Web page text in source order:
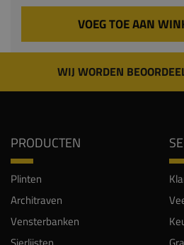
VOEG TOE AAN
WIJ WORDEN
PRODUCTEN
Plinten
Architraven
Vensterbanken